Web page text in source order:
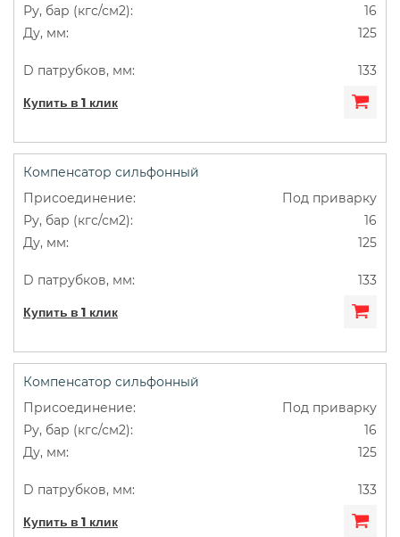
16
125
133
Купить в 1 клик
Компенсатор сильфонный
Под приварку
16
125
133
Купить в 1 клик
Компенсатор сильфонный
Под приварку
16
125
133
Купить в 1 клик